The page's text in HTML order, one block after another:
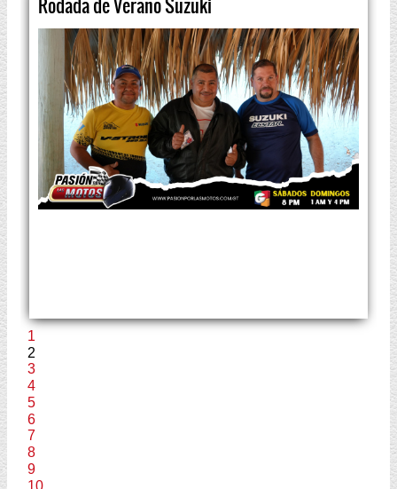
Rodada de Verano Suzuki
1
2
3
4
5
6
7
8
9
10